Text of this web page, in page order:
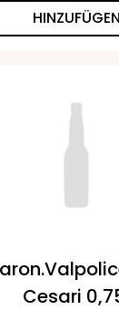
HINZUFÜGEN
Cesari